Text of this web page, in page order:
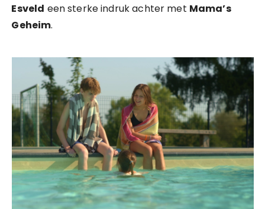
Esveld een sterke indruk achter met Mama’s
Geheim.